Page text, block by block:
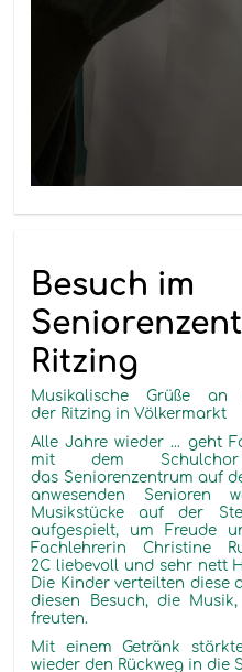
Besuch im
Ritzing
Musikalische Grüße an
der Ritzing in Völkermarkt
Alle Jahre wieder ... geht
mit dem
das Seniorenzentrum auf
anwesenden Senioren
Musikstücke auf der
aufgespielt, um Freude
Fachlehrerin Christine
2C liebevoll und sehr nett
Die Kinder verteilten diese
diesen Besuch, die
freuten.
Mit einem Getränk
wieder den Rückweg in die